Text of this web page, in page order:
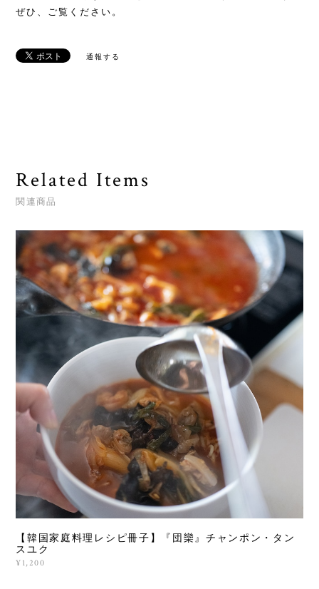
ぜひ、ご覧ください。
通報する
Related Items
関連商品
【韓国家庭料理レシピ冊子】『団欒』チャンポン・タン
スユク
¥1,200